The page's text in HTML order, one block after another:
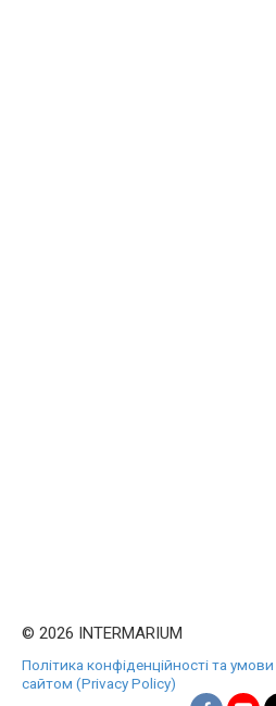
© 2026 INTERMARIUM
Політика конфіденційності та
сайтом (Privacy Policy)